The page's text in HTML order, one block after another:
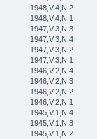
1948,V.4,N.2
1948,V.4,N.1
1947,V.3,N.3
1947,V.3,N.4
1947,V.3,N.2
1947,V.3,N.1
1946,V.2,N.4
1946,V.2,N.3
1946,V.2,N.2
1946,V.2,N.1
1945,V.1,N.4
1945,V.1,N.3
1945,V.1,N.2